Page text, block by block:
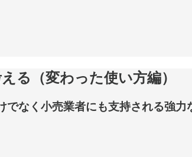
る（変わった使い方編）
なく小売業者にも支持される強力